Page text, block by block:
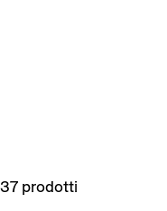
prodotti